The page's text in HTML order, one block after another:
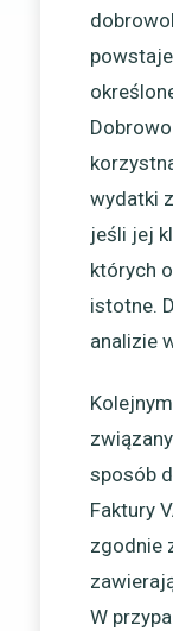
wydatki
jeśli jej
których
istotne.
analizie
sposób
Faktury
zgodnie
W